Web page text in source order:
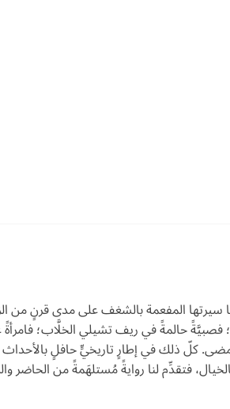
سيرتها المفعمة بالشغف على مدى قرنٍ من
فصبيَّةً حالمةً في ريف تشيلي الخلَّاب؛
مضى. كلّ ذلك في إطارٍ تاريخيٍّ حافلٍ
فتقدِّم لنا روايةً مُستلهَمةً من الحاضر